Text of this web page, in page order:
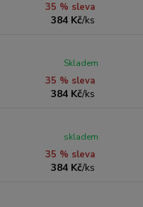
35 % sleva
384 Kč/ks
35 % sleva
384 Kč/ks
Skladem
35 % sleva
384 Kč/ks
skladem